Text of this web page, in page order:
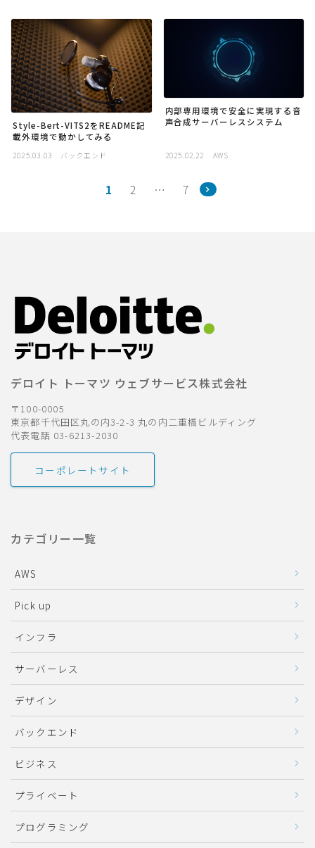
Style-Bert-VITS2をREADME記
載外環境で動かしてみる
2025.03.03 バックエンド
内部専用環境で安全に実現する音
声合成サーバーレスシステム
2025.02.22 AWS
1 2 … 7
デロイト トーマツ ウェブサービス株式会社
〒100-0005
東京都千代田区丸の内3-2-3 丸の内二重橋ビルディング
代表電話 03-6213-2030
コーポレートサイト
カテゴリー一覧
AWS
Pick up
インフラ
サーバーレス
デザイン
バックエンド
ビジネス
プライベート
プログラミング